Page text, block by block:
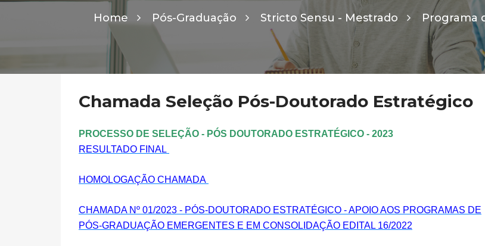
Home Pós-Graduação Stricto Sensu - Mestrado Programa
Chamada Seleção Pós-Doutorado Estratégico
PROCESSO DE SELEÇÃO - PÓS DOUTORADO ESTRATÉGICO - 2023
RESULTADO FINAL
HOMOLOGAÇÃO CHAMADA
CHAMADA Nº 01/2023 - PÓS-DOUTORADO ESTRATÉGICO - APOIO AOS PROGRAMAS DE
PÓS-GRADUAÇÃO EMERGENTES E EM CONSOLIDAÇÃO EDITAL 16/2022